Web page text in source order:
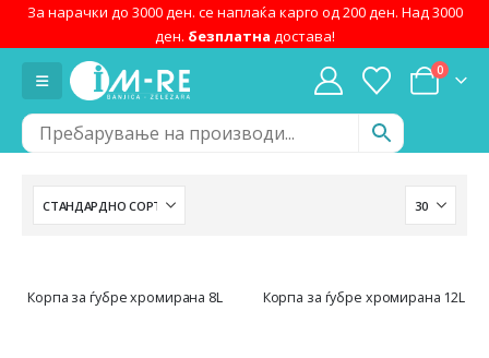
За нарачки до 3000 ден. се наплаќа карго од 200 ден. Над 3000
ден. безплатна достава!
0
Корпа за ѓубре хромирана 8L Корпа за ѓубре хромирана 12L